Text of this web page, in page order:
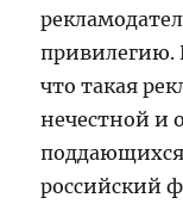
привилегию.
что такая
нечестной и
российский